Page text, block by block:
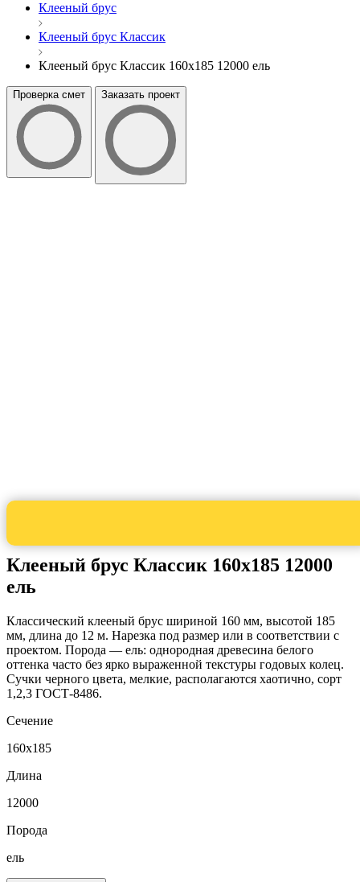
Клееный брус
Клееный брус Классик
Клееный брус Классик 160x185 12000 ель
Проверка смет Заказать проект
Клееный брус Классик 160x185 12000
ель
Классический клееный брус шириной 160 мм, высотой 185
мм, длина до 12 м. Нарезка под размер или в соответствии с
проектом. Порода — ель: однородная древесина белого
оттенка часто без ярко выраженной текстуры годовых колец.
Сучки черного цвета, мелкие, располагаются хаотично, сорт
1,2,3 ГОСТ-8486.
Сечение
160x185
Длина
12000
Порода
ель